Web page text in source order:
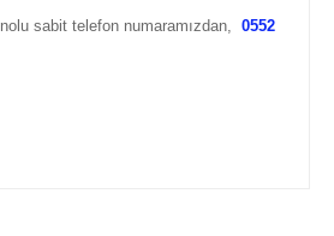
nolu sabit telefon numaramızdan, 0552